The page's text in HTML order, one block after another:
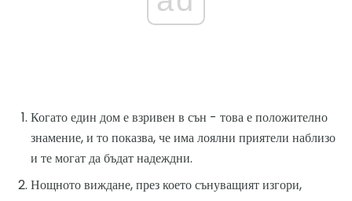
Когато един дом е взривен в сън - това е положително
знамение, и то показва, че има лоялни приятели наблизо
и те могат да бъдат надеждни.
Нощното виждане, през което сънуващият изгори,